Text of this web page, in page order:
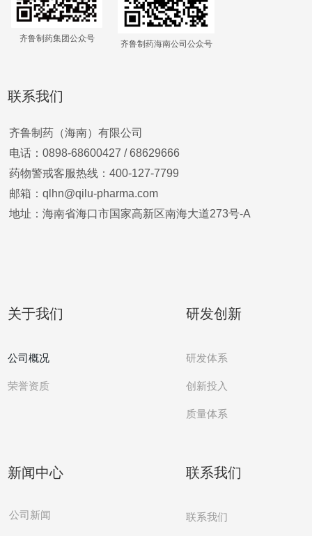
齐鲁制药集团公众号
齐鲁制药海南公司公众号
关于我们
公司概况
荣誉资质
研发创新
研发体系
创新投入
质量体系
新闻中心
公司新闻
联系我们
联系我们
联系我们
齐鲁制药（海南）有限公司
电话：0898-68600427 /68629666
药物警戒客服热线：400-127-7799
邮箱：qlhn@qilu-pharma.com
地址：海南省海口市国家高新区南海大道273号-A